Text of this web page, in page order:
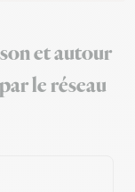
et autour
le réseau